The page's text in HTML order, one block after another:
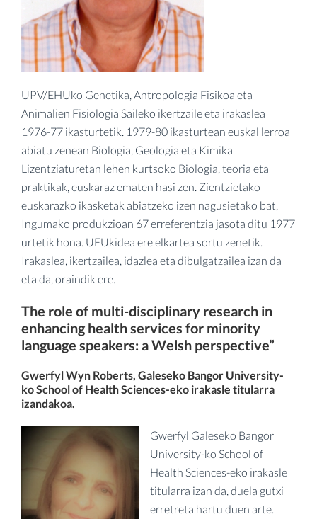
UPV/EHUko Genetika, Antropologia Fisikoa eta
Animalien Fisiologia Saileko ikertzaile eta irakaslea
1976-77 ikasturtetik. 1979-80 ikasturtean euskal lerroa
abiatu zenean Biologia, Geologia eta Kimika
Lizentziaturetan lehen kurtsoko Biologia, teoria eta
praktikak, euskaraz ematen hasi zen. Zientzietako
euskarazko ikasketak abiatzeko izen nagusietako bat,
Ingumako produkzioan 67 erreferentzia jasota ditu 1977
urtetik hona. UEUkidea ere elkartea sortu zenetik.
Irakaslea, ikertzailea, idazlea eta dibulgatzailea izan da
eta da, oraindik ere.
The role of multi-disciplinary research in
enhancing health services for minority
language speakers: a Welsh perspective”
Gwerfyl Wyn Roberts, Galeseko Bangor University-
ko School of Health Sciences-eko irakasle titularra
izandakoa.
Gwerfyl Galeseko Bangor
University-ko School of
Health Sciences-eko irakasle
titularra izan da, duela gutxi
erretreta hartu duen arte.